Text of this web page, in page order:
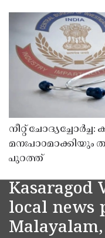
നീറ്റ്
മനഃപാഠമാക്കിയും
പുറത്ത്
Kasaragod
local news